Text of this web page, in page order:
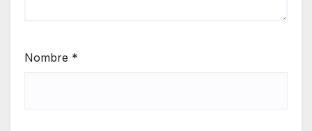
Nombre *